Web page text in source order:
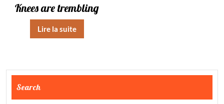
Knees are trembling
Lire la suite
Search